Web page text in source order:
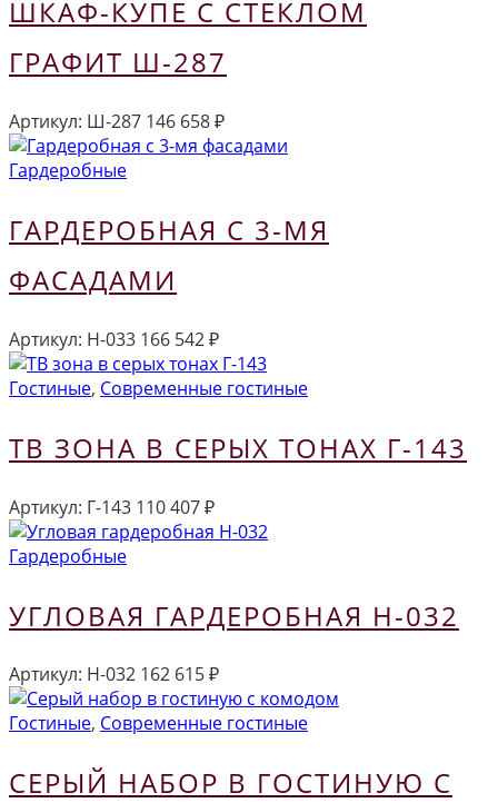
ШКАФ-КУПЕ С СТЕКЛОМ
ГРАФИТ Ш-287
Артикул: Ш-287 146 658₽
Гардеробные
ГАРДЕРОБНАЯ С 3-МЯ
ФАСАДАМИ
Артикул: Н-033 166 542₽
Гостиные, Современные гостиные
ТВ ЗОНА В СЕРЫХ ТОНАХ Г-143
Артикул: Г-143 110 407₽
Гардеробные
УГЛОВАЯ ГАРДЕРОБНАЯ Н-032
Артикул: Н-032 162 615₽
Гостиные, Современные гостиные
СЕРЫЙ НАБОР В ГОСТИНУЮ С